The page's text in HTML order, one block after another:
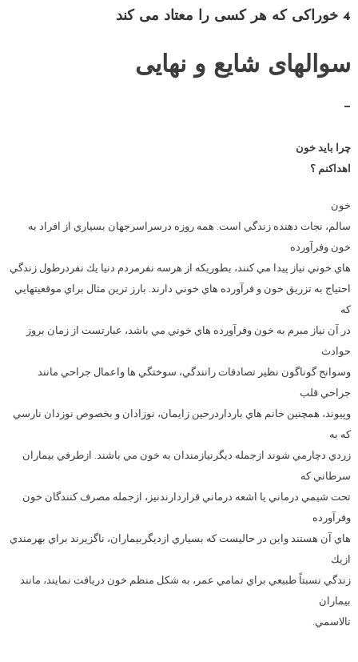
4 خوراکی که هر کسی را معتاد می کند
سوالهای شایع و نهایی
–
چرا بايد خون
اهداكنم ؟
خون
سالم، نجات دهنده زندگي است. همه روزه درسراسرجهان بسياري از افراد به
خون وفرآورده
هاي خوني نياز پيدا مي كنند، بطوريكه از هرسه نفرمردم دنيا يك نفردرطول زندگي
احتياج به تزريق خون و فرآورده هاي خوني دارند. بارز ترين مثال براي موقعيتهايي
كه
در آن نياز مبرم به خون وفرآورده هاي خوني مي باشد، عبارتست از زمان بروز
حوادث
وسوانح گوناگون نظير تصادفات رانندگي، سوختگي ها واعمال جراحي مانند
جراحي قلب
وپيوند، همچنين خانم هاي بارداردرحين زايمان، نوزادان و بخصوص نوزدان نارسي
كه به
زردي دچارمي شوند ازجمله ديگرنيازمندان به خون مي باشند. ازطرفي بيماران
سرطاني كه
تحت شيمي درماني يا اشعه درماني قراردارندنیز، ازجمله مصرف كنندگان خون
وفرآورده
هاي آن هستند واین در حالیست که بسياري ازديگربيماران، ناگزيرند براي بهرمندي
ازيك
زندگي نسبتاً طبيعي براي تمامي عمر، به شكل منظم خون دريافت نمايند، مانند
بيماران
تالاسمي.